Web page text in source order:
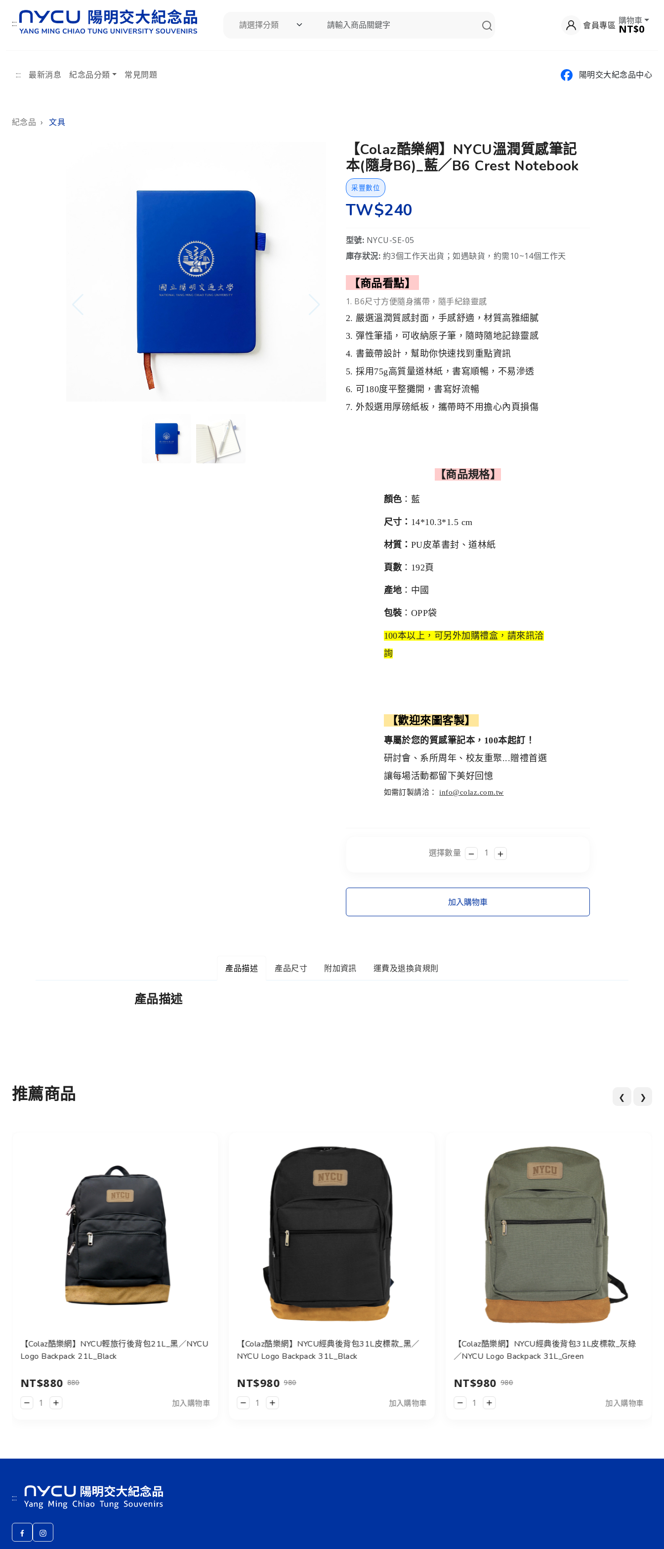
::: 請選擇分類
請輸入商品關鍵字
會員專區 購物車
NT$0
::: 最新消息 紀念品分類 常見問題 陽明交大紀念品中心
紀念品 › 文具
【Colaz酷樂網】NYCU溫潤質感筆記
本(隨身B6)_藍／B6 Crest Notebook
采豐數位
TW$240
型號: NYCU-SE-05
庫存狀況: 約3個工作天出貨；如遇缺貨，約需10~14個工作天
【商品看點】
1. B6尺寸方便隨身攜帶，隨手紀錄靈感
2. 嚴選溫潤質感封面，手感舒適，材質高雅細膩
3. 彈性筆插，可收納原子筆，隨時隨地記錄靈感
4. 書籤帶設計，幫助你快速找到重點資訊
5. 採用75g高質量道林紙，書寫順暢，不易滲透
6. 可180度平整攤開，書寫好流暢
7. 外殼選用厚磅紙板，攜帶時不用擔心內頁損傷
【商品規格】
顏色 ：藍
尺寸： 14*10.3*1.5 cm
材質： PU皮革書封、道林紙
頁數 ：192頁
產地 ：中國
包裝：OPP袋
100本以上，可另外加購禮盒，請來訊洽
詢
【歡迎來圖客製】
專屬於您的質感筆記本， 100本起訂！
研討會、系所周年、校友重聚...贈禮首選
讓每場活動都留下美好回憶
如需訂製請洽：info@colaz.com.tw
選擇數量
加入購物車
產品描述 產品尺寸 附加資訊 運費及退換貨規則
產品描述
推薦商品 ❮ ❯
【Colaz酷樂網】NYCU輕旅行後背包21L_黑／NYCU
Logo Backpack 21L_Black
NT$880 880
加入購物車
【Colaz酷樂網】NYCU經典後背包31L皮標款_黑／
NYCU Logo Backpack 31L_Black
NT$980 980
加入購物車
【Colaz酷樂網】NYCU經典後背包31L皮標款_灰綠
／NYCU Logo Backpack 31L_Green
NT$980 980
加入購物車
:::